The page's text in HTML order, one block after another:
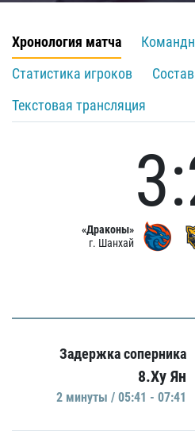
Хронология матча
Статистика игроков
Текстовая трансляция
«Драконы»
г. Шанхай
Задержка соперника
8.Ху Ян
2 минуты / 05:41 - 07:41